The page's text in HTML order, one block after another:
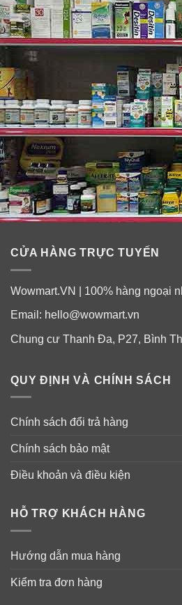
✓Ngăn chặn sự hình thành sắc
nâu xuất hiện.
✓Giúp da tái tạo sáng bật tone,
da, đầy sức sống.
Thành phần serum xóa
Genoptics Spot Essence
Với thành phần từ hoạt chất D-
giúp ngăn chặn sự hình thành các
mọng.
Tinh chất SK-II Genoptics Spot
CỬA HÀNG TRỰC TUYẾN
Wowmart.VN | 100% hàng ngoại
Email: hello@wowmart.vn
Chung cư Thanh Đa, P27, Bình
QUY ĐỊNH VÀ CHÍNH SÁCH
Chính sách đổi trả hàng
Chính sách bảo mật
Điều khoản và điều kiện
HỖ TRỢ KHÁCH HÀNG
Hướng dẫn mua hàng
Kiểm tra đơn hàng